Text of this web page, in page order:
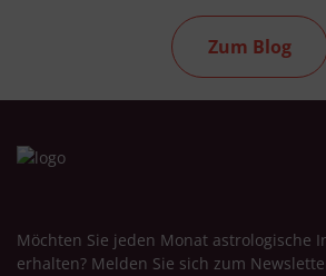
Zum Blog
Möchten Sie jeden Monat astrologische
erhalten? Melden Sie sich zum